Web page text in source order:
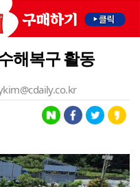
해복구 활동